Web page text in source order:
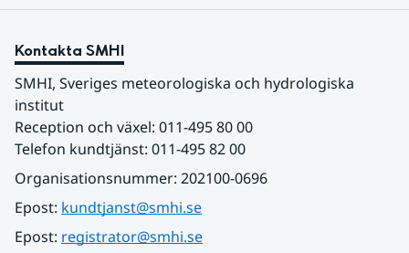
Kontakta SMHI
SMHI, Sveriges meteorologiska och hydrologiska
institut
Reception och växel: 011-495 80 00
Telefon kundtjänst: 011-495 82 00
Organisationsnummer: 202100-0696
Epost: kundtjanst@smhi.se
Epost: registrator@smhi.se